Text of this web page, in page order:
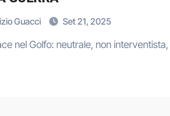
Guacci Set 21, 2025
nel Golfo: neutrale, non